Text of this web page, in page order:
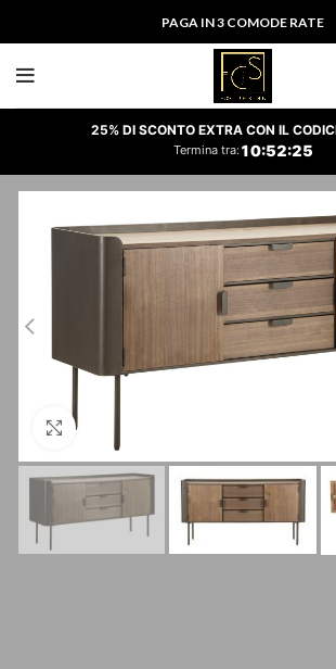
PAGA IN 3 COMODE RATE
25% DI SCONTO EXTRA CON IL
Termina tra:10:52:24
Clicca per ingrandire